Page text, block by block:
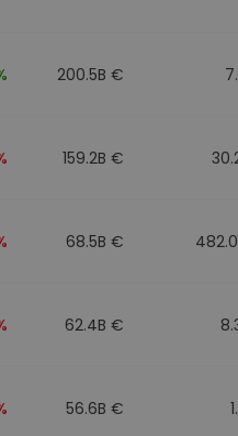
200.5B €
159.2B €
68.5B €
62.4B €
56.6B €